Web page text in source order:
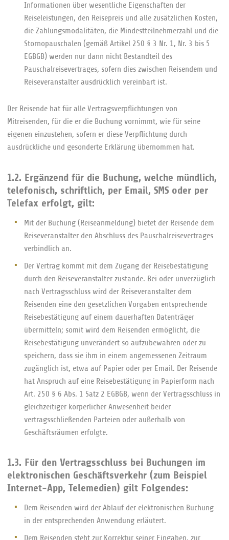
Informationen über wesentliche Eigenschaften der
Reiseleistungen, den Reisepreis und alle zusätzlichen Kosten,
die Zahlungsmodalitäten, die Mindestteilnehmerzahl und die
Stornopauschalen (gemäß Artikel 250 § 3 Nr. 1, Nr. 3 bis 5
EGBGB) werden nur dann nicht Bestandteil des
Pauschalreisevertrages, sofern dies zwischen Reisendem und
Reiseveranstalter ausdrücklich vereinbart ist.
Der Reisende hat für alle Vertragsverpflichtungen von
Mitreisenden, für die er die Buchung vornimmt, wie für seine
eigenen einzustehen, sofern er diese Verpflichtung durch
ausdrückliche und gesonderte Erklärung übernommen hat.
1.2. Ergänzend für die Buchung, welche mündlich,
telefonisch, schriftlich, per Email, SMS oder per
Telefax erfolgt, gilt:
Mit der Buchung (Reiseanmeldung) bietet der Reisende dem
Reiseveranstalter den Abschluss des Pauschalreisevertrages
verbindlich an.
Der Vertrag kommt mit dem Zugang der Reisebestätigung
durch den Reiseveranstalter zustande. Bei oder unverzüglich
nach Vertragsschluss wird der Reiseveranstalter dem
Reisenden eine den gesetzlichen Vorgaben entsprechende
Reisebestätigung auf einem dauerhaften Datenträger
übermitteln; somit wird dem Reisenden ermöglicht, die
Reisebestätigung unverändert so aufzubewahren oder zu
speichern, dass sie ihm in einem angemessenen Zeitraum
zugänglich ist, etwa auf Papier oder per Email. Der Reisende
hat Anspruch auf eine Reisebestätigung in Papierform nach
Art. 250 § 6 Abs. 1 Satz 2 EGBGB, wenn der Vertragsschluss in
gleichzeitiger körperlicher Anwesenheit beider
vertragsschließenden Parteien oder außerhalb von
Geschäftsräumen erfolgte.
1.3. Für den Vertragsschluss bei Buchungen im
elektronischen Geschäftsverkehr (zum Beispiel
Internet-App, Telemedien) gilt Folgendes:
Dem Reisenden wird der Ablauf der elektronischen Buchung
in der entsprechenden Anwendung erläutert.
Dem Reisenden steht zur Korrektur seiner Eingaben, zur